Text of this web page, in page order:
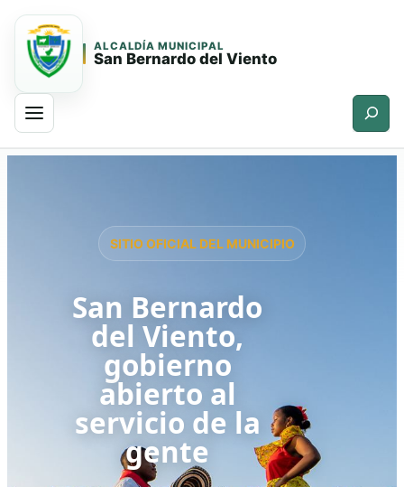
ALCALDÍA MUNICIPAL
San Bernardo del Viento
Buscar
SITIO OFICIAL DEL MUNICIPIO
San Bernardo
del Viento,
gobierno
abierto al
servicio de la
gente